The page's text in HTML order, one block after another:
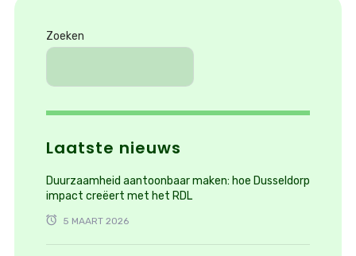
Zoeken
Laatste nieuws
Duurzaamheid aantoonbaar maken: hoe Dusseldorp
impact creëert met het RDL
5 MAART 2026